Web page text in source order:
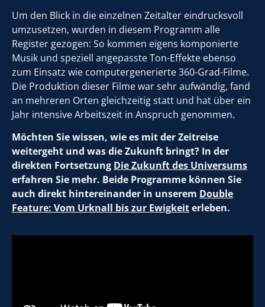
Um den Blick in die einzelnen Zeitalter eindrucksvoll
umzusetzen, wurden in diesem Programm alle
Register gezogen: So kommen eigens komponierte
Musik und speziell angepasste Ton-Effekte ebenso
zum Einsatz wie computergenerierte 360-Grad-Filme.
Die Produktion dieser Filme war sehr aufwändig, fand
an mehreren Orten gleichzeitig statt und hat über ein
Jahr intensive Arbeitszeit in Anspruch genommen.
Möchten Sie wissen, wie es mit der Zeitreise
weitergeht und was die Zukunft bringt? In der
direkten Fortsetzung Die Zukunft des Universums
erfahren Sie mehr. Beide Programme können Sie
auch direkt hintereinander in unserem Double
Feature: Vom Urknall bis zur Ewigkeiterleben.